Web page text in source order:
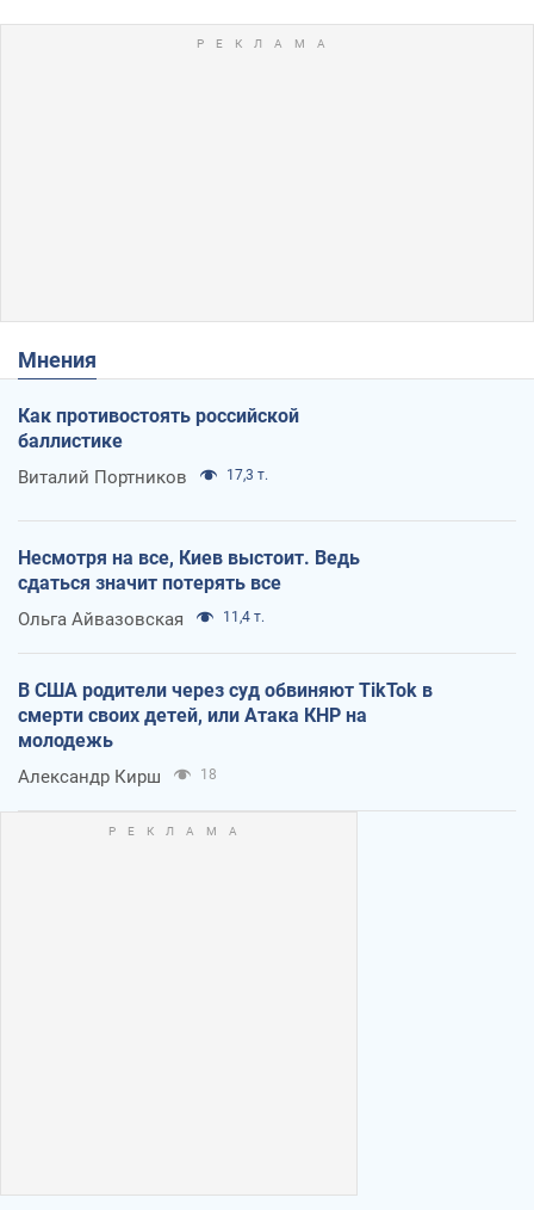
Мнения
Как противостоять российской
баллистике
Виталий Портников 17,3 т.
Несмотря на все, Киев выстоит. Ведь
сдаться значит потерять все
Ольга Айвазовская 11,4 т.
В США родители через суд обвиняют TikTok в
смерти своих детей, или Атака КНР на
молодежь
Александр Кирш 18